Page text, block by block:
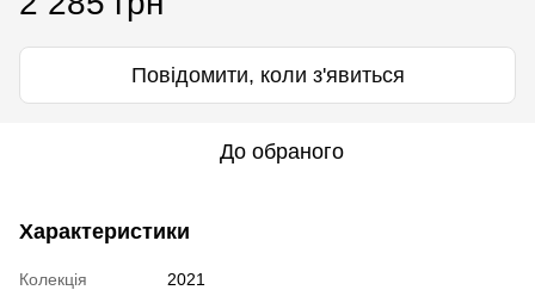
Повідомити, коли з'явиться
До обраного
Характеристики
Колекція
2021